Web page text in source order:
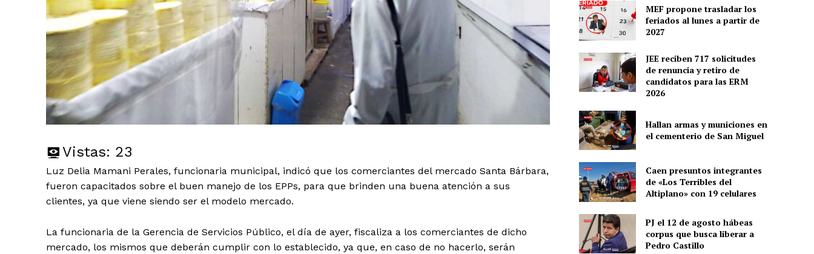
Vistas: 23
Luz Delia Mamani Perales, funcionaria municipal, indicó que los comerciantes del mercado Santa Bárbara,
fueron capacitados sobre el buen manejo de los EPPs, para que brinden una buena atención a sus
clientes, ya que viene siendo ser el modelo mercado.
La funcionaria de la Gerencia de Servicios Público, el día de ayer, fiscaliza a los comerciantes de dicho
mercado, los mismos que deberán cumplir con lo establecido, ya que, en caso de no hacerlo, serán
MEF propone trasladar los
feriados al lunes a partir de
2027
JEE reciben 717 solicitudes
de renuncia y retiro de
candidatos para las ERM
2026
Hallan armas y municiones en
el cementerio de San Miguel
Caen presuntos integrantes
de «Los Terribles del
Altiplano» con 19 celulares
PJ el 12 de agosto hábeas
corpus que busca liberar a
Pedro Castillo